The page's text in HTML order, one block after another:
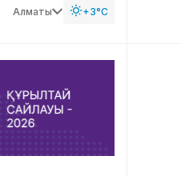
Алматы +3°C